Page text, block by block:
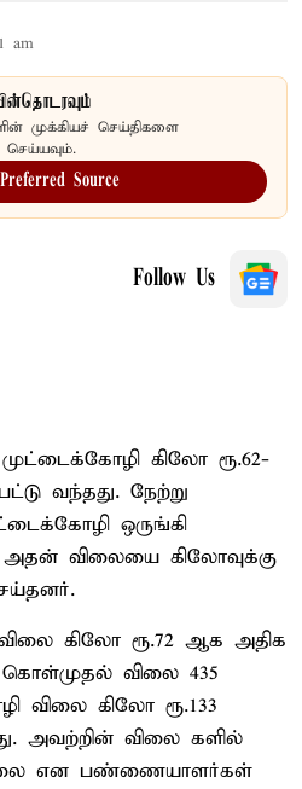
am
முக்கியச் செய்திகளை
Source
Follow Us
கிலோ ரூ.62-
வந்தது. நேற்று
ஒருங்கி
அதன் விலையை கிலோவுக்கு
கிலோ ரூ.72 ஆக அதிக
கொள்முதல் விலை 435
விலை கிலோ ரூ.133
அவற்றின் விலை களில்
என பண்ணையாளர்கள்